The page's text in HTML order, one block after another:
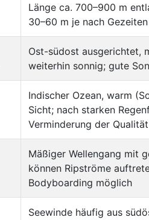
Länge ca. 700–900 m
30–60 m je nach Gezeiten
Ost-südost ausgerichtet,
weiterhin sonnig; gute
Indischer Ozean, warm
Sicht; nach starken
Verminderung der
Mäßiger Wellengang mit
können Ripströme
Bodyboarding möglich
Seewinde häufig aus